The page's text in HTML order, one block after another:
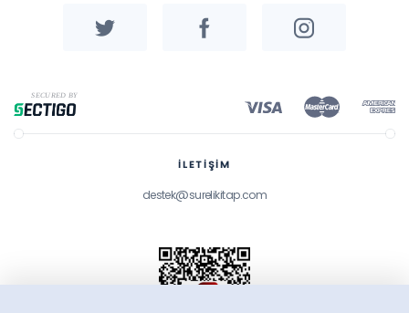
İLETİŞİM
destek@surelikitap.com